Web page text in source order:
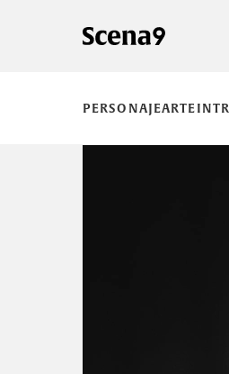
PERSONAJEARTE